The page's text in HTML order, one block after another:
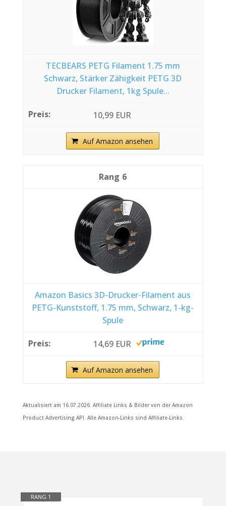
TECBEARS PETG Filament 1.75 mm
Schwarz, Stärker Zähigkeit PETG 3D
Drucker Filament, 1kg Spule...
10,99 EUR
Auf Amazon ansehen
6
Amazon Basics 3D-Drucker-Filament aus
PETG-Kunststoff, 1.75 mm, Schwarz, 1-kg-
Spule
14,69 EUR
Auf Amazon ansehen
Aktualisiert am 16.07.2026. Affiliate Links & Bilder von der Amazon
Product Advertising API. Alle Amazon-Links sind Affiliate-Links.
RANG 1